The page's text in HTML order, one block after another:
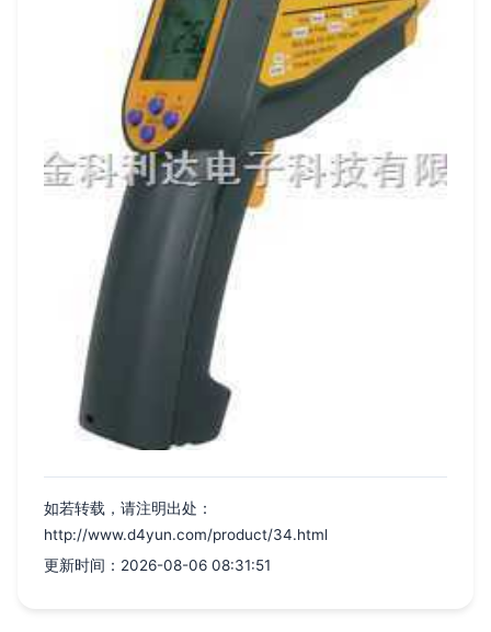
如若转载，请注明出处：
http://www.d4yun.com/product/34.html
更新时间：2026-08-06 08:31:51